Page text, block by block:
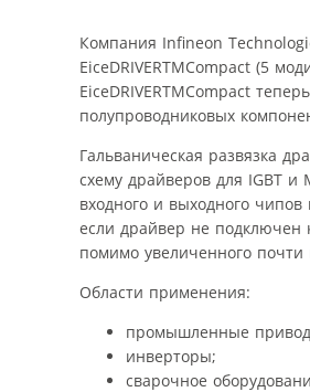
Компания Infineon
EiceDRIVERTMCompact (5
EiceDRIVERTMCompact
полупроводниковых
Гальваническая развязка
схему драйверов для IGBT
входного и выходного
если драйвер не подключен
помимо увеличенного
Области применения:
промышленные
инверторы;
сварочное